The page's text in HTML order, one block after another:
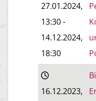
27.01.2024,
13:30-
14.12.2024,
18:30
16.12.2023,